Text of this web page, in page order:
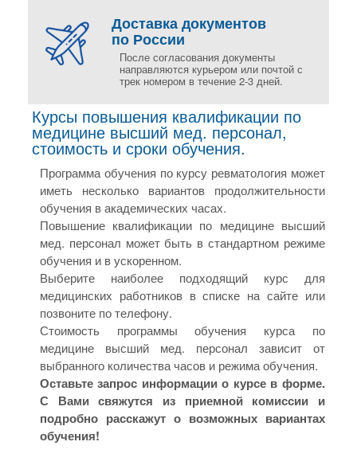
Доставка документов
по России
После согласования документы
направляются курьером или почтой с
трек номером в течение 2-3 дней.
Курсы повышения квалификации по
медицине высший мед. персонал,
стоимость и сроки обучения.
Программа обучения по курсу ревматология может
иметь несколько вариантов продолжительности
обучения в академических часах.
Повышение квалификации по медицине высший
мед. персонал может быть в стандартном режиме
обучения и в ускоренном.
Выберите наиболее подходящий курс для
медицинских работников в списке на сайте или
позвоните по телефону.
Стоимость программы обучения курса по
медицине высший мед. персонал зависит от
выбранного количества часов и режима обучения.
Оставьте запрос информации о курсе в форме.
С Вами свяжутся из приемной комиссии и
подробно расскажут о возможных вариантах
обучения!